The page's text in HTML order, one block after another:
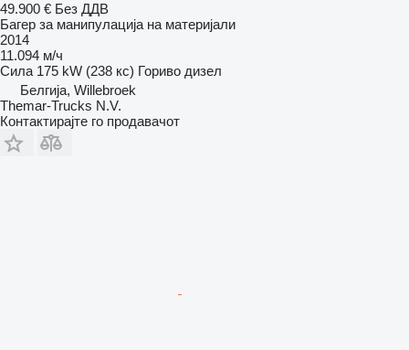
49.900 € Без ДДВ
Багер за манипулација на материјали
2014
11.094 м/ч
Сила 175 kW (238 кс) Гориво дизел
Белгија, Willebroek
Themar-Trucks N.V.
Контактирајте го продавачот